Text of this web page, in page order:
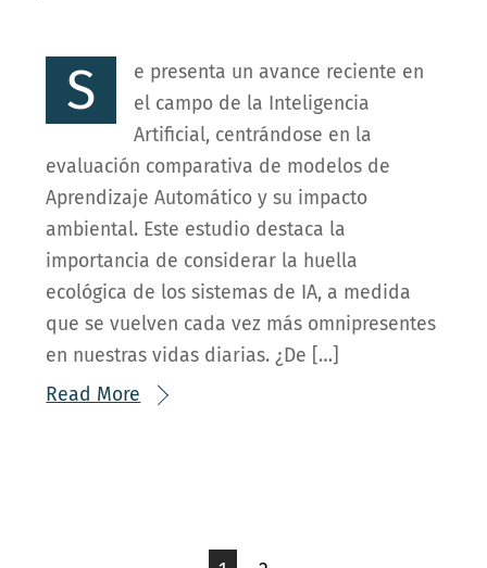
S
e presenta un avance reciente en
el campo de la Inteligencia
Artificial, centrándose en la
evaluación comparativa de modelos de
Aprendizaje Automático y su impacto
ambiental. Este estudio destaca la
importancia de considerar la huella
ecológica de los sistemas de IA, a medida
que se vuelven cada vez más omnipresentes
en nuestras vidas diarias. ¿De […]
Read More